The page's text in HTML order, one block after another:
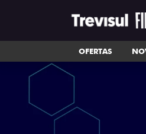
OFERTAS